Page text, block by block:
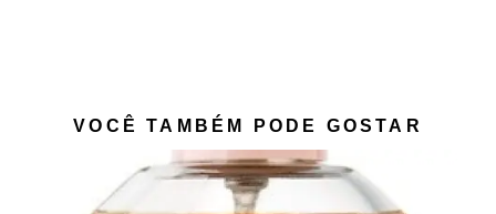
VOCÊ TAMBÉM PODE GOSTAR